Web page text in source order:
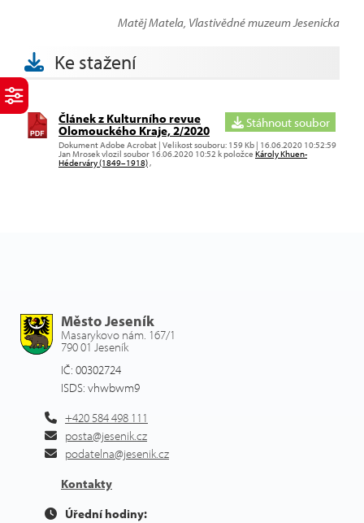
Matěj Matela, Vlastivědné muzeum Jesenicka
Ke stažení
Stáhnout soubor
Článek z Kulturního revue
Olomouckého Kraje, 2/2020
Dokument Adobe Acrobat | Velikost souboru: 159 Kb | 16.06.2020 10:52:59
Jan Mrosek vlozil soubor 16.06.2020 10:52 k položce Károly Khuen-
Héderváry (1849–1918),
Město Jeseník
Masarykovo nám. 167/1
790 01 Jeseník
IČ: 00302724
ISDS: vhwbwm9
+420 584 498 111
posta@jesenik.cz
podatelna@jesenik.cz
Kontakty
Úřední hodiny: